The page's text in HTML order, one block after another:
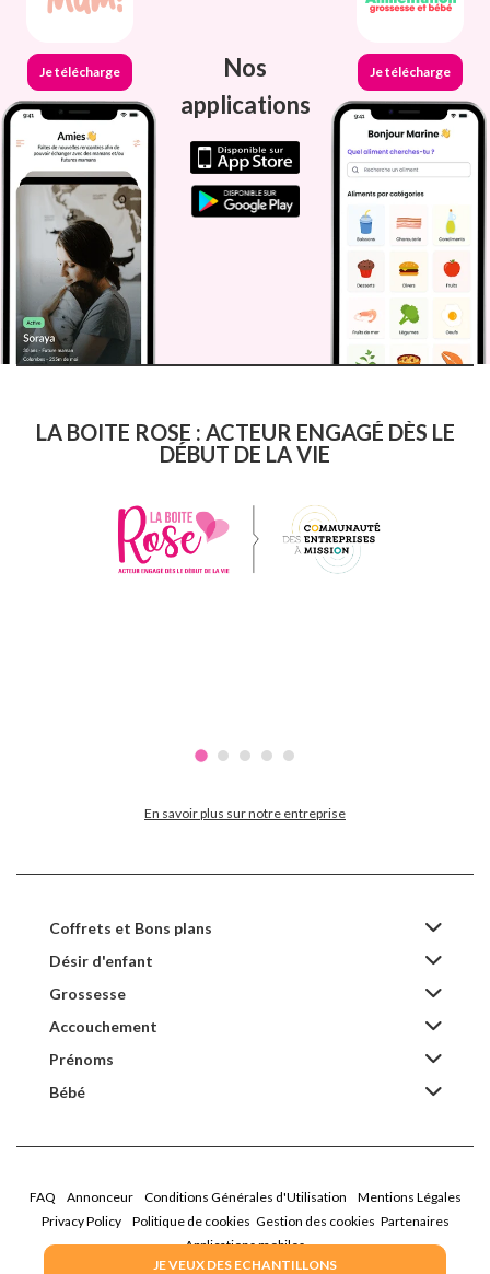
JE VEUX DES ECHANTILLONS
Je télécharge
Nos
applications
Je télécharge
LA BOITE ROSE : ACTEUR ENGAGÉ DÈS LE
DÉBUT DE LA VIE
En savoir plus sur notre entreprise
Coffrets et Bons plans
Désir d'enfant
Grossesse
Accouchement
Prénoms
Bébé
FAQ Annonceur Conditions Générales d'Utilisation
Mentions Légales
Privacy Policy
Politique de cookies Gestion des cookies Partenaires
Applications mobiles